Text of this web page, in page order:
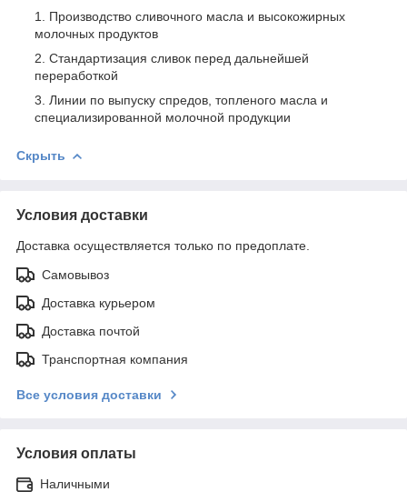
Производство сливочного масла и высокожирных
молочных продуктов
Стандартизация сливок перед дальнейшей
переработкой
Линии по выпуску спредов, топленого масла и
специализированной молочной продукции
Скрыть
Условия доставки
Доставка осуществляется только по предоплате.
Самовывоз
Доставка курьером
Доставка почтой
Транспортная компания
Все условия доставки
Условия оплаты
Наличными